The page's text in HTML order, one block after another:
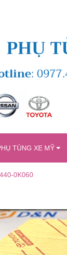
TÙNG XE MỸ
0K060